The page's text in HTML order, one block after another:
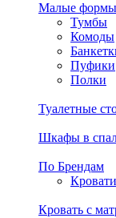
Малые формы
Тумбы
Комоды
Пуфики
Полки
Туалетные
Шкафы в
По Брендам
Кровать с